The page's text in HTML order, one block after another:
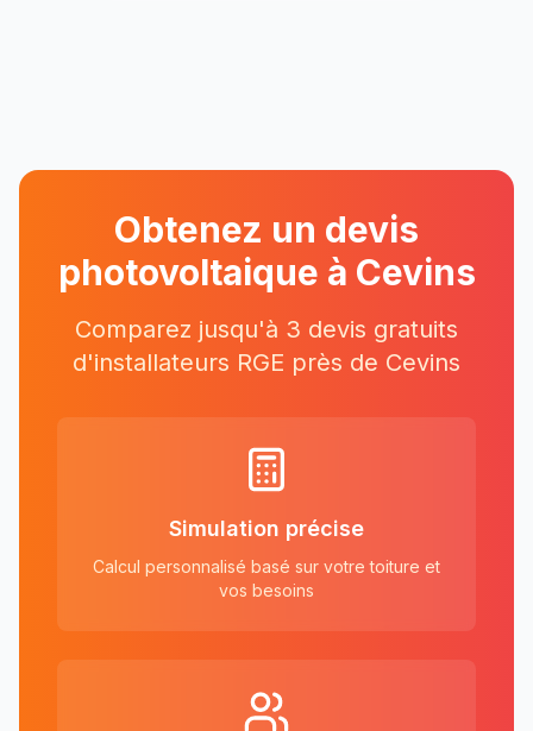
Obtenez un devis
photovoltaique à Cevins
Comparez jusqu'à 3 devis gratuits
d'installateurs RGE près de Cevins
Simulation précise
Calcul personnalisé basé sur votre toiture et
vos besoins